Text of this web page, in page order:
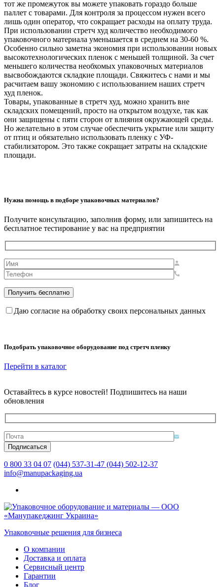
тот же промежуток вы можете упаковать гораздо больше
паллет с товарами. Для контроля за процессом нужен всего
лишь один оператор, что сокращает расходы на оплату труда.
При использовании стретч худ количество необходимого
упаковочного материала уменьшается в среднем на 30-60 %.
Особенно сильно заметна экономия при использовании новых
высокотехнологических пленок с меньшей толщиной. За счет
меньшего количества необхомых упаковочных материалов
высвобождаются складкие площади. Свяжитесь с нами и мы
расчитаем вашу экономию с использованием наших стретч
худ пленок.
Товары, упакованные в стретч худ, можно хранить вне
складских помещений, просто на открытом воздухе, так как
они защищены с пяти сторон от влияния окружающей среды.
Но желательно в этом случае обеспечить укрытие или защиту
от птиц и обязательно использовать пленку с УФ-
стабилизатором. Это также сокращает затраты на складские
площади.
Нужна помощь в подборе упаковочных материалов?
Получите консультацию, заполнив форму, или запишитесь на
бесплатное тестирование у вас на предприятии
Даю согласие на обработку своих персональных данных
Подобрать упаковочное оборудование под стретч пленку
Перейти в каталог
Оставайтесь в курсе новостей! Подпишитесь на наши
обновления
0 800 33 04 07 (044) 537-31-47 (044) 502-12-37
info@manupackaging.ua
Упаковочные решения для бизнеса
О компании
Доставка и оплата
Сервисный центр
Гарантии
Блог